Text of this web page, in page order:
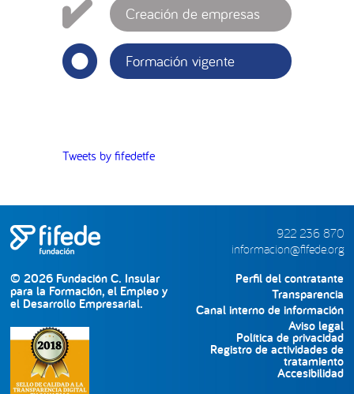
Creación de empresas
Formación vigente
Tweets by fifedetfe
© 2026 Fundación C. Insular
para la Formación, el Empleo y
el Desarrollo Empresarial.
922 236 870
informacion@fifede.org
Perfil del contratante
Transparencia
Canal interno de información
Aviso legal
Política de privacidad
Registro de actividades de
tratamiento
Accesibilidad